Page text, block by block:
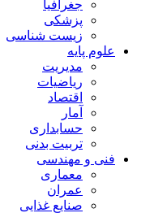
جغرافیا
پزشکی
زیست شناسی
علوم پایه
مدیریت
ریاضیات
اقتصاد
آمار
حسابداری
تربیت بدنی
فنی و مهندسی
معماری
عمران
صنایع غذایی